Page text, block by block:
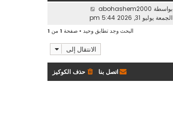
بواسطة abohashem2000
الجمعة يوليو 31, 2026 5:44 pm
البحث وجد تطابق وحيد • صفحة 1 من 1
الانتقال إلى
حذف الكوكيز اتصل بنا